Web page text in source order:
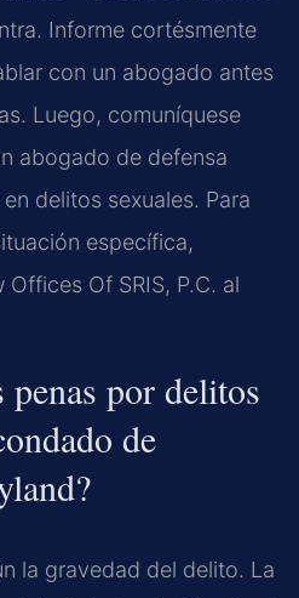
Informe cortésmente
con un abogado antes
Luego, comuníquese
abogado de defensa
delitos sexuales. Para
específica,
Of SRIS, P.C. al
penas por delitos
de
la gravedad del delito. La